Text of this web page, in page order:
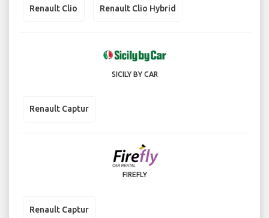
Renault Clio Renault Clio Hybrid
SICILY BY CAR
Renault Captur
FIREFLY
Renault Captur